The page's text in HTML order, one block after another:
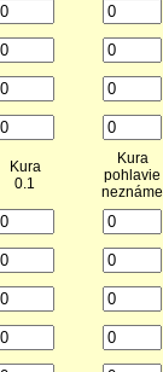
Kura
0.1
Kura
pohlavie
neznáme